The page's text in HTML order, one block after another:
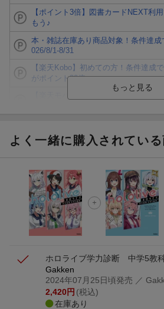
【ポイント3倍】図書カードNEXT利
もう♪
本・雑誌在庫あり商品対象！条件達
026/8/1-8/31
【楽天Kobo】初めての方！条件達成
がポイント20倍
ト山分け
エントリー＆3,000円以上購入で無料
ラン）が当たる！
楽天モバイル紹介キャンペーンの拡
進呈
よく一緒に購入されてい
ホロライブ学力診断 中学5教科
Gakken
2024年07月25日頃発売 ／
2,420円 (税込)
在庫あり